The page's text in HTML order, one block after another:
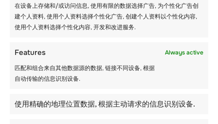
在设备上存储和/或访问信息, 使用有限的数据选择广告, 为个性化广告创
建个人资料, 使用个人资料选择个性化广告, 创建个人资料以个性化内容,
使用个人资料选择个性化内容, 开发和改进服务.
Features
Always active
匹配和组合来自其他数据源的数据, 链接不同设备, 根据
自动传输的信息识别设备.
使用精确的地理位置数据, 根据主动请求的信息识别设备.